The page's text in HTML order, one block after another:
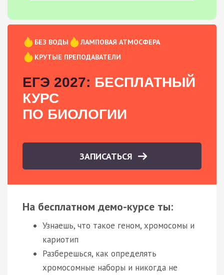
БЕЗ ВОДЫ
ЛАМПОВАЯ АТМОСФЕРА
КРУТЫЕ ПРЕПОДАВАТЕЛИ
ЕГЭ 2027: БЕСПЛАТНЫЙ
КУРС
ПО БИОЛОГИИ
ЗАПИСАТЬСЯ
На бесплатном демо-курсе ты:
Узнаешь, что такое геном, хромосомы и
кариотип
Разберешься, как определять
хромосомные наборы и никогда не